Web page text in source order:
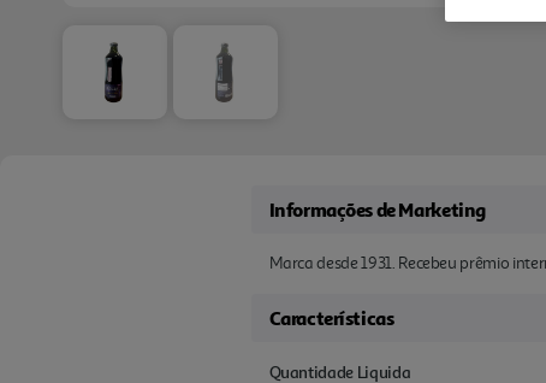
Informações de Marketing
Marca desde 1931. Recebeu prêmio
Características
Quantidade Liquida